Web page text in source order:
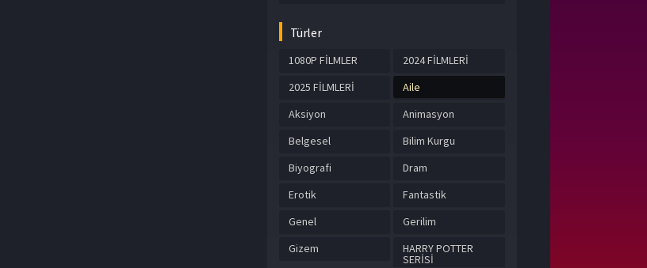
Türler
1080P FİLMLER
2024 FİLMLERİ
2025 FİLMLERİ
Aile
Aksiyon
Animasyon
Belgesel
Bilim Kurgu
Biyografi
Dram
Erotik
Fantastik
Genel
Gerilim
Gizem
HARRY POTTER
SERİSİ